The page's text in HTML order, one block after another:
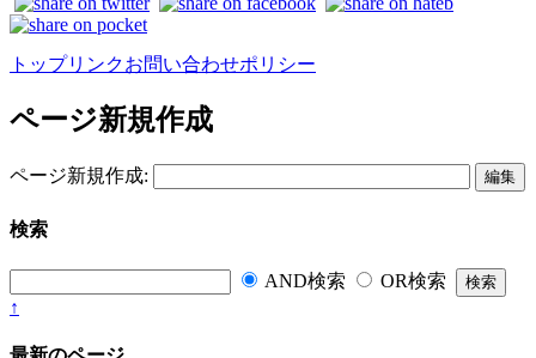
トップリンクお問い合わせポリシー
ページ新規作成
ページ新規作成:
検索
AND検索
OR検索
↑